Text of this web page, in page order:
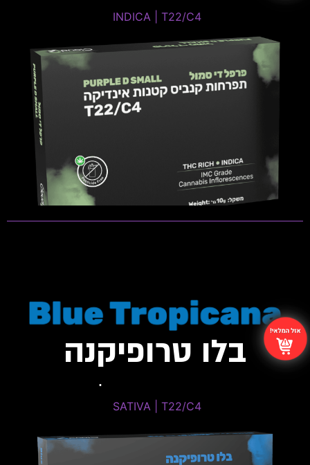
INDICA | T22/C4 ​
INDICA | T22/C4 ​
טרפנים דומיננטים: Caryophyllene , Limonene ,
Linalool
פתיחות שקית ומלאי זמין
בלו טרופיקנה
SATIVA | T22/C4 ​
SATIVA | T22/C4
THC: 20%-24% | CBD: 0%-1%